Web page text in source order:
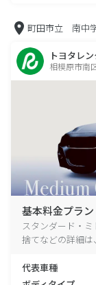
町田市立 南中
トヨタレ
相模原市南
基本料金プラン
スタンダード・
捨てなどの詳細は
代表車種